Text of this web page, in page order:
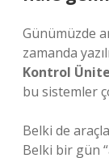
Günümüzde
zamanda
Kontrol
bu sistemler
Belki de
Belki bir gün